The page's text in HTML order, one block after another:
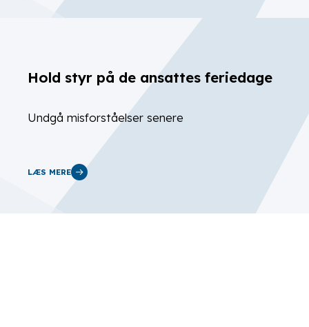
Hold styr på de ansattes feriedage
Undgå misforståelser senere
LÆS MERE